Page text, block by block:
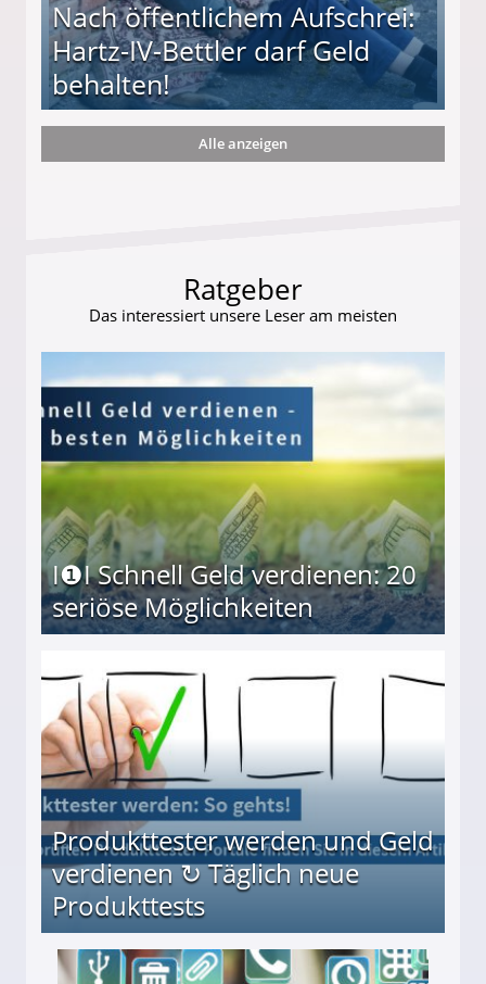
Nach öffentlichem Aufschrei:
Hartz-IV-Bettler darf Geld
behalten!
darf Geld behalten!
Alle anzeigen
Ratgeber
Das interessiert unsere Leser am meisten
I❶I Schnell Geld verdienen: 20
seriöse Möglichkeiten
Produkttester werden und Geld
verdienen ↻ Täglich neue
Produkttests
↻ Täglich neue Produkttests